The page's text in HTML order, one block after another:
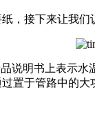
接下来让我们
书上表示水
于管路中的